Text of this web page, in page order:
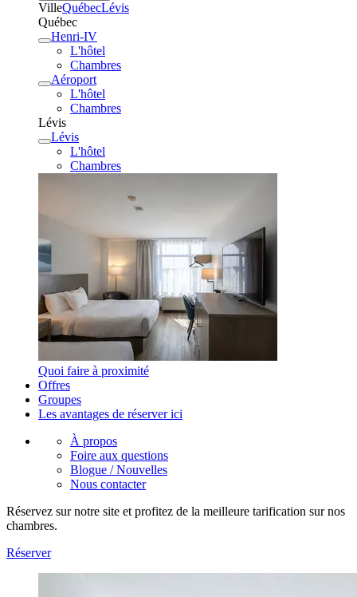
VilleQuébecLévis
Québec
Henri-IV
L'hôtel
Chambres
Aéroport
L'hôtel
Chambres
Lévis
Lévis
L'hôtel
Chambres
Quoi faire à proximité
Offres
Groupes
Les avantages de réserver ici
À propos
Foire aux questions
Blogue / Nouvelles
Nous contacter
Réservez sur notre site et profitez de la meilleure tarification sur nos
chambres.
Réserver